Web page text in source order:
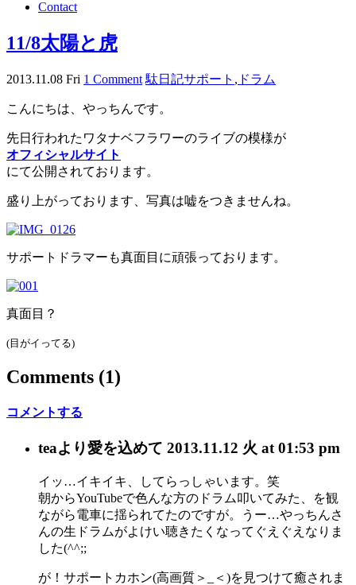
Contact
11/8太陽と虎
2013.11.08 Fri 1 Comment 駄日記サポート , ドラム
こんにちは、やっちんです。
先日行われたワタナベフラワーのライブの模様が
オフィシャルサイト
にて公開されております。
盛り上がっております、写真は嘘をつきませんね。
サポートドラマーも真面目に頑張っております。
真面目？
(目がイってる)
Comments (1)
コメントする
teaより愛を込めて 2013.11.12 火 at 01:53 pm
イッ…イキイキ、してらっしゃいます。笑
朝からYouTubeで色んな方のドラム叩いてみた、を観
ながら電車に揺られてたのですが。うー…やっちんさ
んの生ドラムがよけい聴きたくなってぐえぐえなりま
した(^^;;
が！サポートカホン(高画質＞_＜)を見つけて癒されま